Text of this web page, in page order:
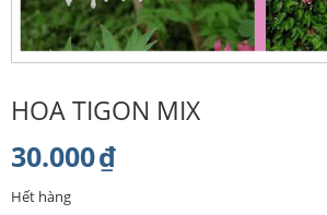
HOA TIGON MIX
30.000₫
Hết hàng